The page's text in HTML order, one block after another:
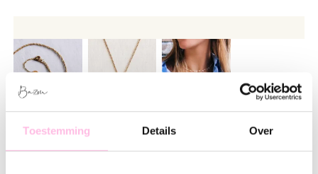
Toestemming Details Over
Fijn kettinkje met smiley